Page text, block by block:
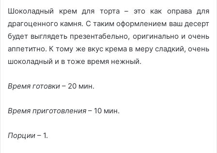
Шоколадный крем для торта – это как оправа для
драгоценного камня. С таким оформлением ваш десерт
будет выглядеть презентабельно, оригинально и очень
аппетитно. К тому же вкус крема в меру сладкий, очень
шоколадный и в тоже время нежный.
Время готовки – 20 мин.
Время приготовления – 10 мин.
Порции – 1.